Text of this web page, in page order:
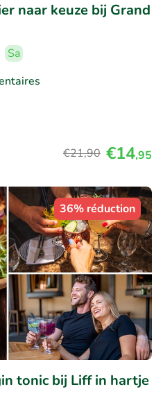
naar keuze bij Grand
Sa
€21,90 €14,95
36% réduction
tonic bij Liff in hartje